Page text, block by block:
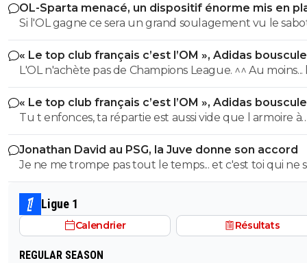
OL-Sparta menacé, un dispositif énorme mis en
Si l'OL gagne ce sera un grand soulagement vu le
incroyable du farfelu sans froc Fonseca au match allé.
perd ce sera aussi une grande victoire et une énorme
délivrance avec un possible licenciement de ce clown.
« Le top club français c’est l’OM », Adidas
PSG
L'OL n'achète pas de Champions League. ^^ Au moins... l'OM a
un point commun avec le PSG. Mdr Adidas ne se trompe pas
avec l'OL qui est une valeur sûre... contrairement à
« Le top club français c’est l’OM », Adidas
PSG
Tu t enfonces, ta répartie est aussi vide que l armoire à
trophées de ton club depuis 15 piges, t es juste une
gueule arrogante se pensant plus intelligent que les
alors que t es juste un pauvre clown empafé mdr
Jonathan David au PSG, la Juve donne son accord
Je ne me trompe pas tout le temps... et c'est toi qui ne
pas lire. ^^
Ligue 1
Calendrier Résultats
REGULAR SEASON